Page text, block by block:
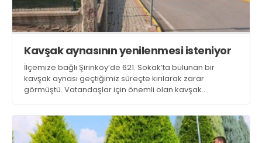
Kavşak aynasının yenilenmesi isteniyor
İlçemize bağlı Şirinköy’de 621. Sokak’ta bulunan bir
kavşak aynası geçtiğimiz süreçte kırılarak zarar
görmüştü. Vatandaşlar için önemli olan kavşak